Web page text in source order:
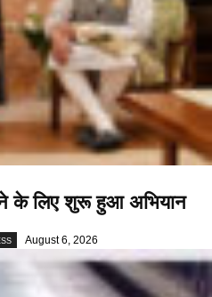
के लिए शुरू हुआ अभियान
August 6, 2026